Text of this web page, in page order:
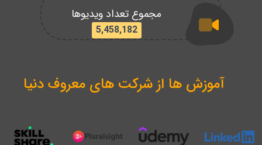
مجموع تعداد ویدیوها
5,458,182
آموزش ها از شرکت های معروف دنیا